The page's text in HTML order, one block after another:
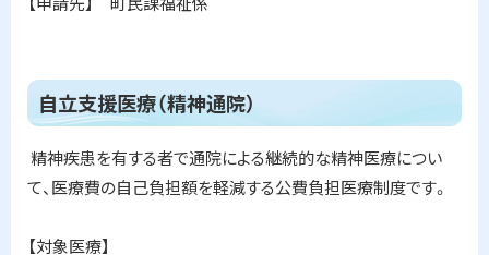
ト
ッ
プ
に
る
自立支援医療（精神通院）
精神疾患を有する者で通院による継続的な精神医療につい
て、医療費の自己負担額を軽減する公費負担医療制度です。
【対象医療】